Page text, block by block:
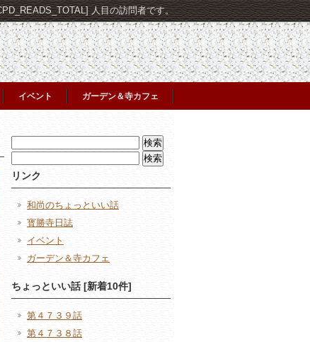
人目の訪問者です。
イベント ガーデン＆寺カフェ
索:
索:
リンク
和尚のちょっといい話
寳勝寺日誌
イベント
ガーデン＆寺カフェ
ちょっといい話 [新着10件]
第４７３９話
第４７３８話